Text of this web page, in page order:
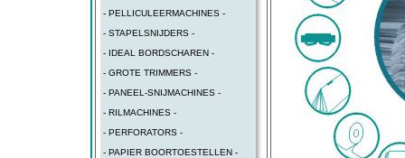
- PELLICULEERMACHINES -
- STAPELSNIJDERS -
- IDEAL BORDSCHAREN -
- GROTE TRIMMERS -
- PANEEL-SNIJMACHINES -
- RILMACHINES -
- PERFORATORS -
- PAPIER BOORTOESTELLEN -